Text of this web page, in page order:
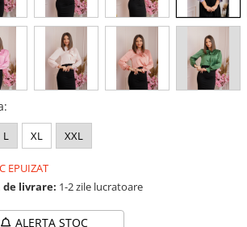
:
L XL XXL
EPUIZAT
livrare: 1-2 zile lucratoare
ALERTA STOC